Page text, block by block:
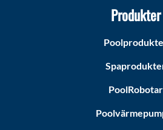
Produkter
PoolRobotar